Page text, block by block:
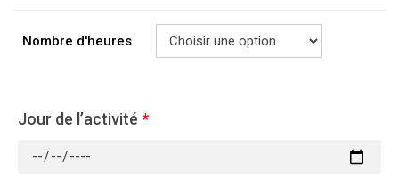
Nombre d'heures
Jour de l’activité *